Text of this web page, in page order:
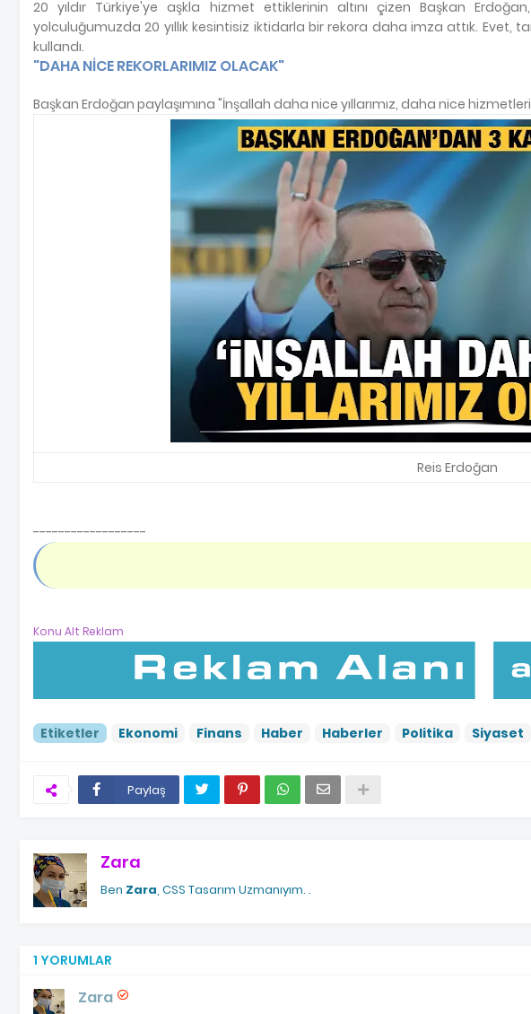
20 yıldır Türkiye'ye aşkla hizmet ettiklerinin altını çizen Başkan
yolculuğumuzda 20 yıllık kesintisiz iktidarla bir rekora daha imza attık. Evet,
kullandı.
"DAHA NİCE REKORLARIMIZ OLACAK"
Başkan Erdoğan paylaşımına "İnşallah daha nice yıllarımız, daha nice
Reis Erdoğan
------------------
Konu Alt Reklam
Etiketler Ekonomi Finans Haber Haberler Politika Siyaset
Paylaş
Zara
Ben Zara , CSS Tasarım Uzmanıyım. .
1 YORUMLAR
Zara